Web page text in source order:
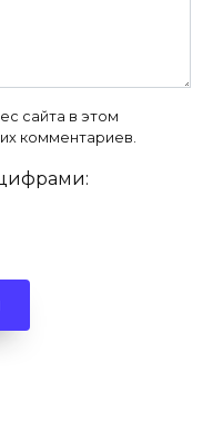
сайта в этом
комментариев.
цифрами: